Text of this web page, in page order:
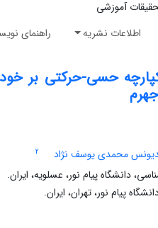
اطلاعات نشریه راهنمای
حسی-حرکتی بر
محمدی یوسف نژاد
2
دانشگاه پیام نور، عسلویه، ایران.
پیام نور، تهران، ایران.